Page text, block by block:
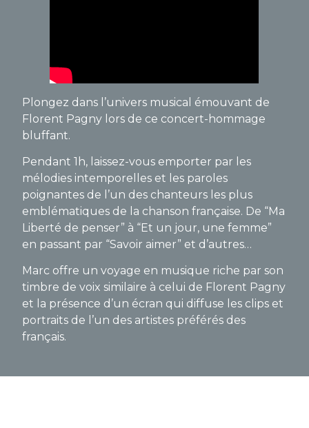
Plongez dans l’univers musical émouvant de
Florent Pagny lors de ce concert-hommage
bluffant.
Pendant 1h, laissez-vous emporter par les
mélodies intemporelles et les paroles
poignantes de l’un des chanteurs les plus
emblématiques de la chanson française. De “Ma
Liberté de penser” à “Et un jour, une femme”
en passant par “Savoir aimer” et d’autres…
Marc offre un voyage en musique riche par son
timbre de voix similaire à celui de Florent Pagny
et la présence d’un écran qui diffuse les clips et
portraits de l’un des artistes préférés des
français.